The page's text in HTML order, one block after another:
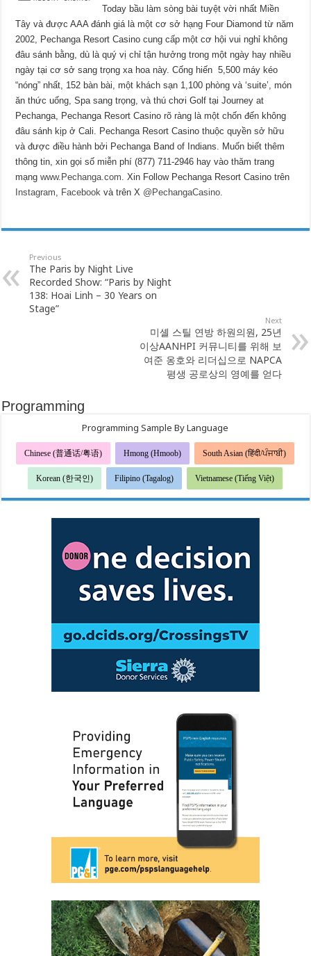
Today bầu làm sòng bài tuyệt vời nhất Miền
Tây và được AAA đánh giá là một cơ sở hạng Four Diamond từ năm
2002, Pechanga Resort Casino cung cấp một cơ hội vui nghỉ không
đâu sánh bằng, dù là quý vị chỉ tận hưởng trong một ngày hay nhiều
ngày tại cơ sở sang trọng xa hoa này. Cống hiến 5,500 máy kéo
“nóng” nhất, 152 bàn bài, một khách sạn 1,100 phòng và ‘suite’, món
ăn thức uống, Spa sang trọng, và thú chơi Golf tại Journey at
Pechanga, Pechanga Resort Casino rõ ràng là một chốn đến không
đâu sánh kịp ở Cali. Pechanga Resort Casino thuộc quyền sở hữu
và được điều hành bởi Pechanga Band of Indians. Muốn biết thêm
thông tin, xin gọi số miễn phí (877) 711-2946 hay vào thăm trang
mạngwww.Pechanga.com. Xin Follow Pechanga Resort Casino trên
Instagram, Facebook và trên X @PechangaCasino.
Previous
The Paris by Night Live
Recorded Show: “Paris by Night
138: Hoai Linh – 30 Years on
Stage”
Next
미셸 스틸 연방 하원의원, 25년
이상AANHPI 커뮤니티를 위해 보
여준 옹호와 리더십으로 NAPCA
평생 공로상의 영예를 얻다
Programming
Programming Sample By Language
Chinese (普通话/粤语) Hmong (Hmoob) South Asian (हिंदी/ਪੰਜਾਬੀ)
Korean (한국인) Filipino (Tagalog) Vietnamese (Tiếng Việt)